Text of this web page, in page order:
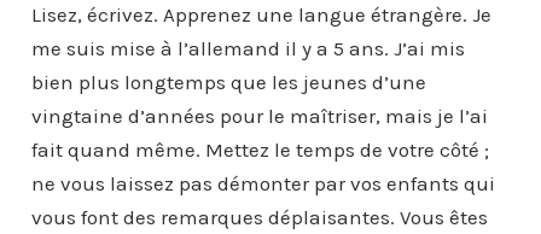
Lisez, écrivez. Apprenez une langue étrangère. Je
me suis mise à l’allemand il y a 5 ans. J’ai mis
bien plus longtemps que les jeunes d’une
vingtaine d’années pour le maîtriser, mais je l’ai
fait quand même. Mettez le temps de votre côté ;
ne vous laissez pas démonter par vos enfants qui
vous font des remarques déplaisantes. Vous êtes